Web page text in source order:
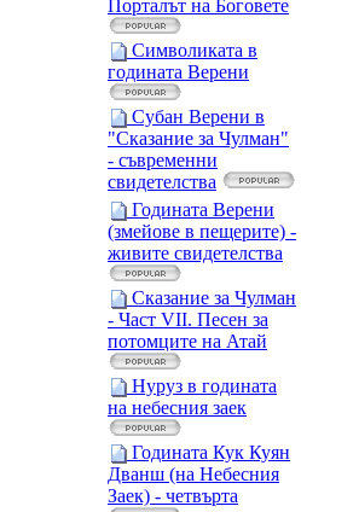
Порталът на Боговете
Символиката в
годината Верени
Субан Верени в
"Сказание за Чулман"
- съвременни
свидетелства
Годината Верени
(змейове в пещерите) -
живите свидетелства
Сказание за Чулман
- Част VII. Песен за
потомците на Атай
Нуруз в годината
на небесния заек
Годината Кук Куян
Дванш (на Небесния
Заек) - четвърта